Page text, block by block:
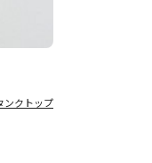
ンクトップ